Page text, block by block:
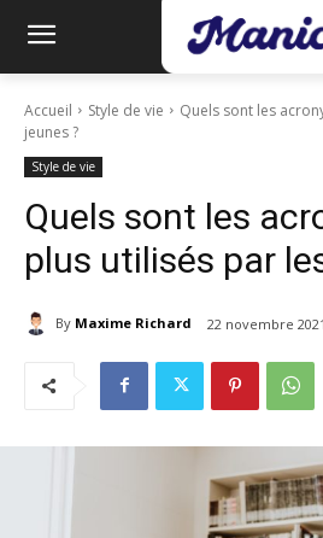
Accueil Style de vie
Quels sont les
jeunes ?
Style de vie
Quels sont les
plus utilisés par
By Maxime Richard 22 novembre